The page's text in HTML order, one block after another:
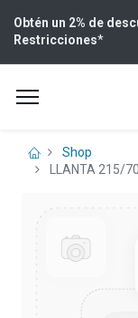
Obtén un 2% de
Restricciones*
Shop
LLANTA 215/